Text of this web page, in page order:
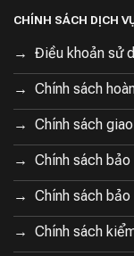
CHÍNH SÁCH DỊCH
Điều khoản sử
Chính sách
Chính sách
Chính sách bảo
Chính sách
Chính sách